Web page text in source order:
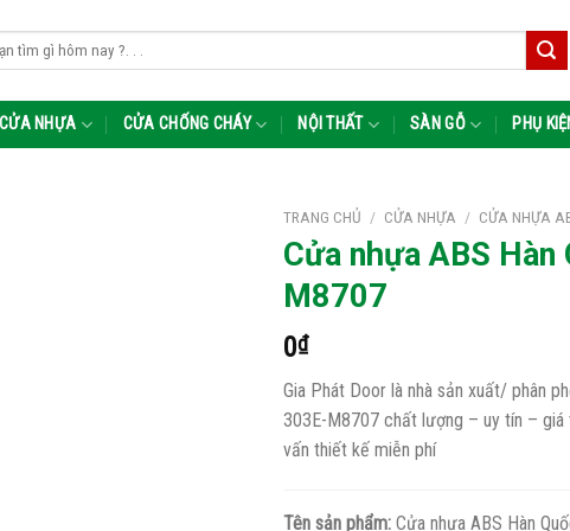
CỬA NHỰA CỬA CHỐNG CHÁY NỘI THẤT SÀN GỖ PHỤ
TRANG CHỦ / CỬA NHỰA / CỬA NHỰA
Cửa nhựa ABS Hàn
M8707
0₫
Gia Phát Door là nhà sản xuất/ phân
303E-M8707 chất lượng – uy tín –
vấn thiết kế miễn phí
Tên sản phẩm: Cửa nhựa ABS Hàn